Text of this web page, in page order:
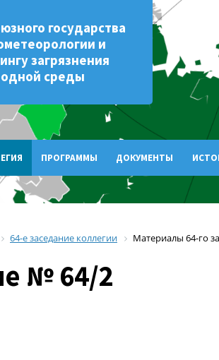
государства
и
загрязнения
среды
ПРОГРАММЫ ДОКУМЕНТЫ
64-е заседание коллегии Материалы 64-го
№ 64/2